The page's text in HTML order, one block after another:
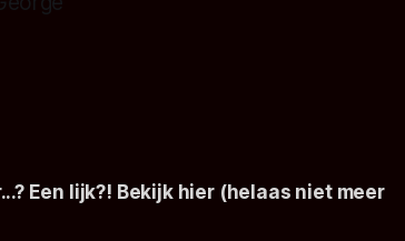
Een lijk?! Bekijk hier (helaas niet meer